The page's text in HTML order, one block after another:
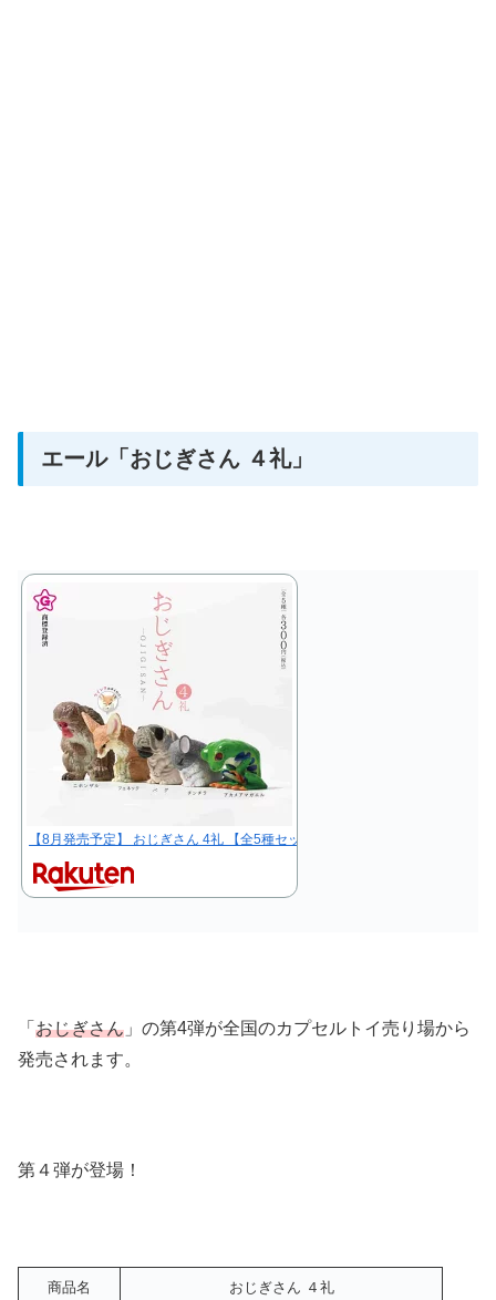
エール「おじぎさん ４礼」
【8月発売予定】 おじぎさん 4礼 【全5種セット】 ※仮予約※
「 おじぎさん 」の第4弾が全国のカプセルトイ売り場から
発売されます。
第４弾が登場！
商品名 おじぎさん ４礼